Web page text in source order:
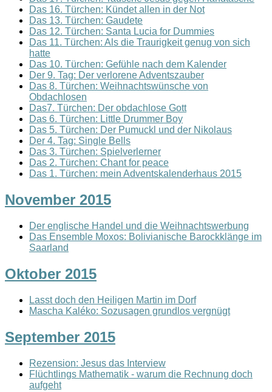
Das 16. Türchen: Kündet allen in der Not
Das 13. Türchen: Gaudete
Das 12. Türchen: Santa Lucia for Dummies
Das 11. Türchen: Als die Traurigkeit genug von sich
hatte
Das 10. Türchen: Gefühle nach dem Kalender
Der 9. Tag: Der verlorene Adventszauber
Das 8. Türchen: Weihnachtswünsche von
Obdachlosen
Das7. Türchen: Der obdachlose Gott
Das 6. Türchen: Little Drummer Boy
Das 5. Türchen: Der Pumuckl und der Nikolaus
Der 4. Tag: Single Bells
Das 3. Türchen: Spielverlerner
Das 2. Türchen: Chant for peace
Das 1. Türchen: mein Adventskalenderhaus 2015
November 2015
Der englische Handel und die Weihnachtswerbung
Das Ensemble Moxos: Bolivianische Barockklänge im
Saarland
Oktober 2015
Lasst doch den Heiligen Martin im Dorf
Mascha Kaléko: Sozusagen grundlos vergnügt
September 2015
Rezension: Jesus das Interview
Flüchtlings Mathematik - warum die Rechnung doch
aufgeht